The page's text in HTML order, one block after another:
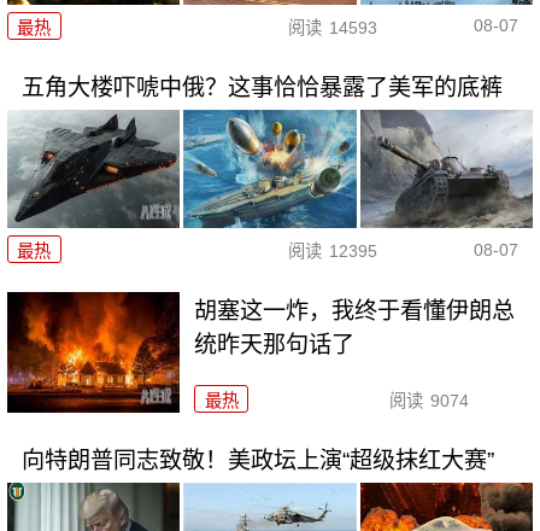
最热 阅读 14593 08-07
五角大楼吓唬中俄？这事恰恰暴露了美军的底裤
最热 阅读 12395 08-07
胡塞这一炸，我终于看懂伊朗总
统昨天那句话了
最热 阅读 9074
向特朗普同志致敬！美政坛上演“超级抹红大赛”